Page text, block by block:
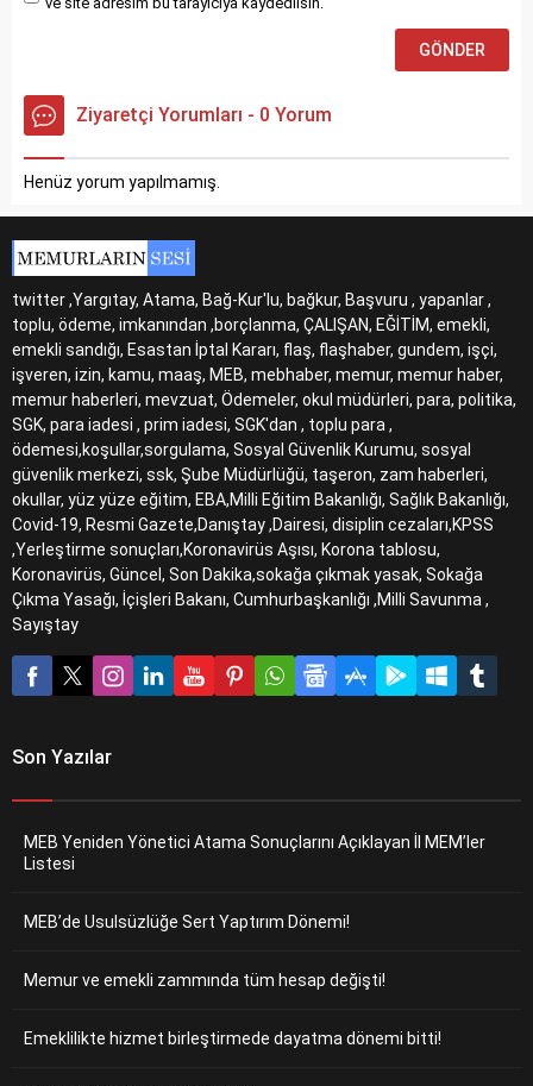
Ziyaretçi Yorumları - 0 Yorum
Henüz yorum yapılmamış.
twitter ,Yargıtay, Atama, Bağ-Kur'lu, bağkur, Başvuru , yapanlar ,
toplu, ödeme, imkanından ,borçlanma, ÇALIŞAN, EĞİTİM, emekli,
emekli sandığı, Esastan İptal Kararı, flaş, flaşhaber, gundem, işçi,
işveren, izin, kamu, maaş, MEB, mebhaber, memur, memur haber,
memur haberleri, mevzuat, Ödemeler, okul müdürleri, para, politika,
SGK, para iadesi , prim iadesi, SGK'dan , toplu para ,
ödemesi,koşullar,sorgulama, Sosyal Güvenlik Kurumu, sosyal
güvenlik merkezi, ssk, Şube Müdürlüğü, taşeron, zam haberleri,
okullar, yüz yüze eğitim, EBA,Milli Eğitim Bakanlığı, Sağlık Bakanlığı,
Covid-19, Resmi Gazete,Danıştay ,Dairesi, disiplin cezaları,KPSS
,Yerleştirme sonuçları,Koronavirüs Aşısı, Korona tablosu,
Koronavirüs, Güncel, Son Dakika,sokağa çıkmak yasak, Sokağa
Çıkma Yasağı, İçişleri Bakanı, Cumhurbaşkanlığı ,Milli Savunma ,
Sayıştay
Son Yazılar
MEB Yeniden Yönetici Atama Sonuçlarını Açıklayan İl MEM’ler
Listesi
MEB’de Usulsüzlüğe Sert Yaptırım Dönemi!
Memur ve emekli zammında tüm hesap değişti!
Emeklilikte hizmet birleştirmede dayatma dönemi bitti!